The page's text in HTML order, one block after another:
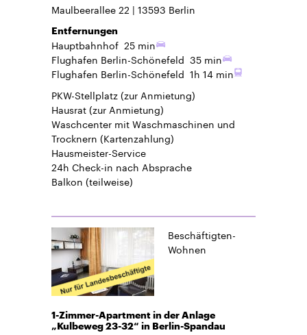
Maulbeerallee 22 13593 Berlin
Entfernungen
Hauptbahnhof 25 min
Flughafen Berlin-Schönefeld 35 min
Flughafen Berlin-Schönefeld 1h 14 min
PKW-Stellplatz(zur Anmietung)
Hausrat(zur Anmietung)
Waschcenter mit Waschmaschinen und
Trocknern (Kartenzahlung)
Hausmeister-Service
24h Check-in nach Absprache
Balkon (teilweise)
Beschäftigten-
Wohnen
1-Zimmer-Apartment in der Anlage
„Kulbeweg 23-32“ in Berlin-Spandau